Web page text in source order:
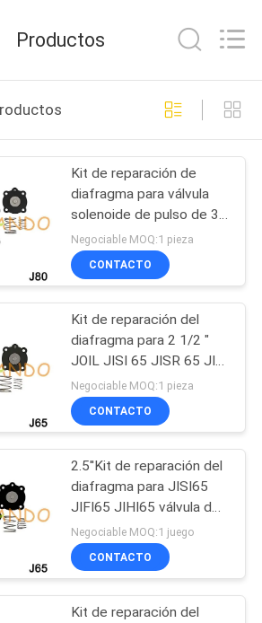
neumática
228
neumática
43
de la
solenoide
617
Productos
Kit de reparación de
diafragma para válvula
solenoide de pulso de 3''
Joil JISI80 JISR80
JIHI80 JIHR80
Negociable MOQ:1 pieza
CONTACTO
Kit de reparación del
diafragma para 2 1/2 "
JOIL JISI 65 JISR 65 JIFI
65 JIFR 65 válvula de
pulso
Negociable MOQ:1 pieza
CONTACTO
2.5''Kit de reparación del
diafragma para JISI65
JIFI65 JIHI65 válvula de
pulso de la articulación
Negociable MOQ:1 juego
CONTACTO
Kit de reparación del